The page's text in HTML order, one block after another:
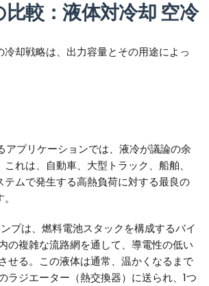
比較：液体対冷却 空冷
却戦略は、出力容量とその用途によっ
アプリケーションでは、液冷が議論の余
れは、自動車、大型トラック、船舶、
テムで発生する高熱負荷に対する最良の
プは、燃料電池スタックを構成するバイ
の複雑な流路網を通して、導電性の低い
せる。この液体は通常、温かくなるまで
ラジエーター（熱交換器）に送られ、1つ